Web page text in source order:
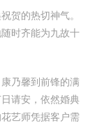
贺的热切神气。
时齐能为九故十
乃馨到前锋的满
请安，依然婚典
艺师凭据客户需